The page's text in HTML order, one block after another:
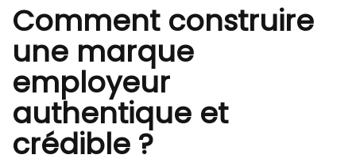
Comment construire
une marque
employeur
authentique et
crédible ?